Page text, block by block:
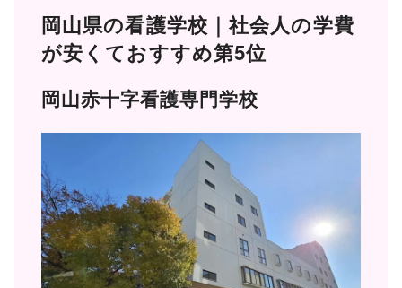
岡山県の看護学校｜社会人の学費
が安くておすすめ第5位
岡山赤十字看護専門学校